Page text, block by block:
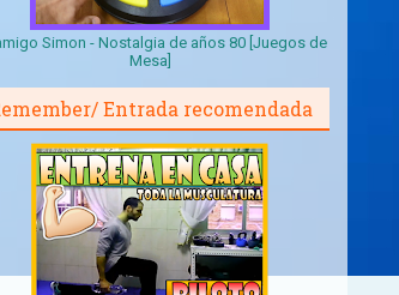
Simon - Nostalgia de años 80 [Juegos de
Mesa]
Entrada recomendada